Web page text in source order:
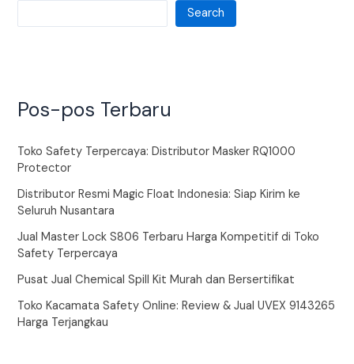
Search
Pos-pos Terbaru
Toko Safety Terpercaya: Distributor Masker RQ1000
Protector
Distributor Resmi Magic Float Indonesia: Siap Kirim ke
Seluruh Nusantara
Jual Master Lock S806 Terbaru Harga Kompetitif di Toko
Safety Terpercaya
Pusat Jual Chemical Spill Kit Murah dan Bersertifikat
Toko Kacamata Safety Online: Review & Jual UVEX 9143265
Harga Terjangkau